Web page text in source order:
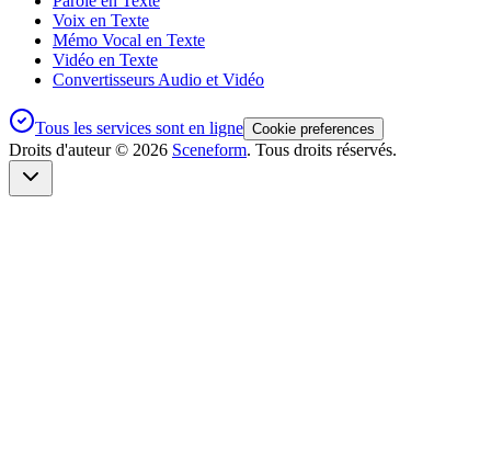
Voix en Texte
Mémo Vocal en Texte
Vidéo en Texte
Convertisseurs Audio et Vidéo
Tous les services sont en ligne Cookie preferences
Droits d'auteur © 2026 Sceneform. Tous droits réservés.